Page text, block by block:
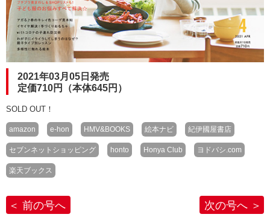
2021年03月05日発売
定価710円（本体645円）
SOLD OUT！
amazon e-hon HMV&BOOKS 絵本ナビ 紀伊國屋書店
セブンネットショッピング honto Honya Club ヨドバシ.com
楽天ブックス
次の号へ
前の号へ